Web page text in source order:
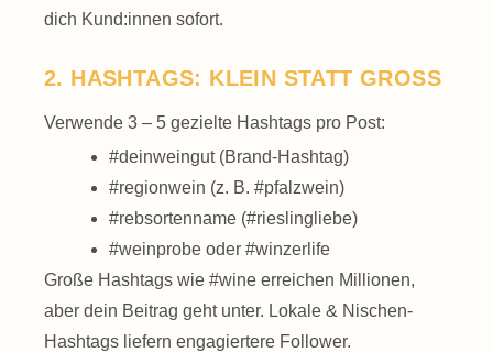
dich Kund:innen sofort.
2. HASHTAGS: KLEIN STATT GROSS
Verwende 3 – 5 gezielte Hashtags pro Post:
#deinweingut (Brand-Hashtag)
#regionwein (z. B. #pfalzwein)
#rebsortenname (#rieslingliebe)
#weinprobe oder #winzerlife
Große Hashtags wie #wine erreichen Millionen,
aber dein Beitrag geht unter. Lokale & Nischen-
Hashtags liefern engagiertere Follower.